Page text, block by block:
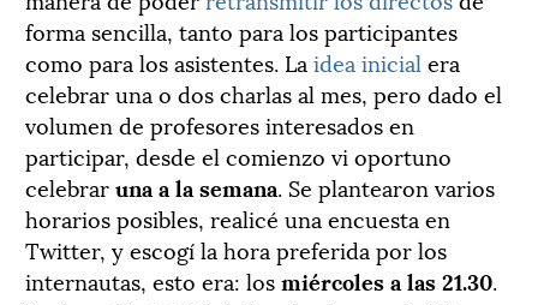
forma sencilla, tanto para los participantes
como para los asistentes. La idea inicial era
celebrar una o dos charlas al mes, pero dado el
volumen de profesores interesados en
participar, desde el comienzo vi oportuno
celebraruna a la semana. Se plantearon varios
horarios posibles, realicé una encuesta en
Twitter, y escogí la hora preferida por los
internautas, esto era: losmiércoles a las 21.30.